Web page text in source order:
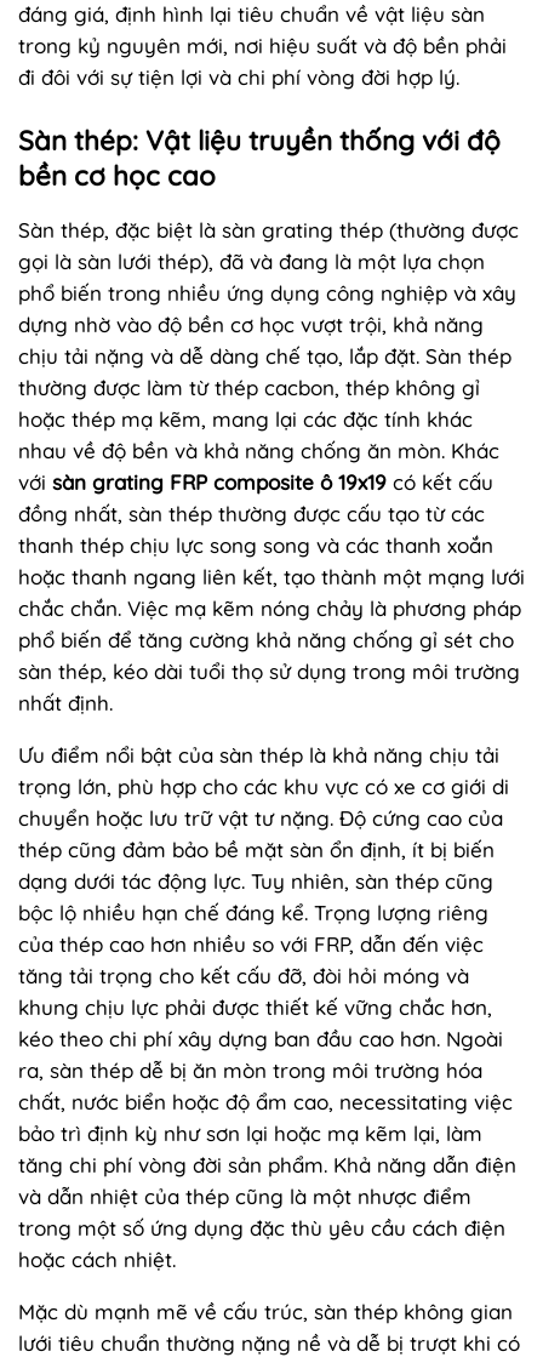
đáng giá, định hình lại tiêu chuẩn về vật liệu sàn
trong kỷ nguyên mới, nơi hiệu suất và độ bền phải
đi đôi với sự tiện lợi và chi phí vòng đời hợp lý.
Sàn thép: Vật liệu truyền thống với độ
bền cơ học cao
Sàn thép, đặc biệt là sàn grating thép (thường được
gọi là sàn lưới thép), đã và đang là một lựa chọn
phổ biến trong nhiều ứng dụng công nghiệp và xây
dựng nhờ vào độ bền cơ học vượt trội, khả năng
chịu tải nặng và dễ dàng chế tạo, lắp đặt. Sàn thép
thường được làm từ thép cacbon, thép không gỉ
hoặc thép mạ kẽm, mang lại các đặc tính khác
nhau về độ bền và khả năng chống ăn mòn. Khác
với sàn grating FRP composite ô 19x19 có kết cấu
đồng nhất, sàn thép thường được cấu tạo từ các
thanh thép chịu lực song song và các thanh xoắn
hoặc thanh ngang liên kết, tạo thành một mạng lưới
chắc chắn. Việc mạ kẽm nóng chảy là phương pháp
phổ biến để tăng cường khả năng chống gỉ sét cho
sàn thép, kéo dài tuổi thọ sử dụng trong môi trường
nhất định.
Ưu điểm nổi bật của sàn thép là khả năng chịu tải
trọng lớn, phù hợp cho các khu vực có xe cơ giới di
chuyển hoặc lưu trữ vật tư nặng. Độ cứng cao của
thép cũng đảm bảo bề mặt sàn ổn định, ít bị biến
dạng dưới tác động lực. Tuy nhiên, sàn thép cũng
bộc lộ nhiều hạn chế đáng kể. Trọng lượng riêng
của thép cao hơn nhiều so với FRP, dẫn đến việc
tăng tải trọng cho kết cấu đỡ, đòi hỏi móng và
khung chịu lực phải được thiết kế vững chắc hơn,
kéo theo chi phí xây dựng ban đầu cao hơn. Ngoài
ra, sàn thép dễ bị ăn mòn trong môi trường hóa
chất, nước biển hoặc độ ẩm cao, necessitating việc
bảo trì định kỳ như sơn lại hoặc mạ kẽm lại, làm
tăng chi phí vòng đời sản phẩm. Khả năng dẫn điện
và dẫn nhiệt của thép cũng là một nhược điểm
trong một số ứng dụng đặc thù yêu cầu cách điện
hoặc cách nhiệt.
Mặc dù mạnh mẽ về cấu trúc, sàn thép không gian
lưới tiêu chuẩn thường nặng nề và dễ bị trượt khi có